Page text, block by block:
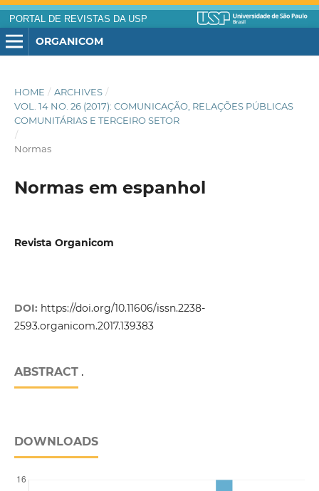
PORTAL DE REVISTAS DA USP
ORGANICOM
HOME / ARCHIVES /
VOL. 14 NO. 26 (2017): COMUNICAÇÃO, RELAÇÕES PÚBLICAS
COMUNITÁRIAS E TERCEIRO SETOR
/
Normas
Normas em espanhol
Revista Organicom
DOI: https://doi.org/10.11606/issn.2238-
2593.organicom.2017.139383
ABSTRACT.
DOWNLOADS